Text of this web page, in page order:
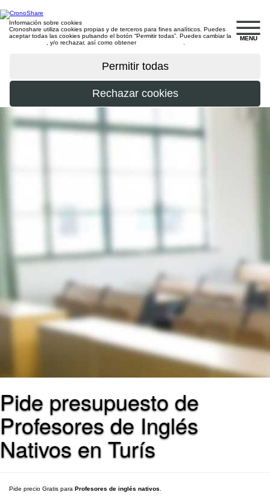
MENU
Información sobre cookies
Cronoshare utiliza cookies propias y de terceros para fines analíticos. Puedes
aceptar todas las cookies pulsando el botón “Permitir todas”. Puedes cambiar la
, y/o rechazar, así como obtener
Pide presupuesto de
Profesores de Inglés
Nativos en Turís
Pide precio Gratis para Profesores de inglés nativos